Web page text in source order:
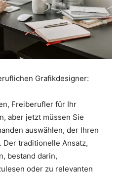
Grafikdesigner:
Freiberufler für Ihr
aber jetzt müssen Sie
auswählen, der Ihren
traditionelle Ansatz,
bestand darin,
oder zu relevanten